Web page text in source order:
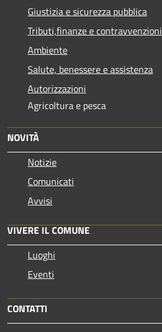
Giustizia e sicurezza pubblica
Tributi,finanze e contravvenzioni
Ambiente
Salute, benessere e assistenza
Autorizzazioni
Agricoltura e pesca
NOVITÀ
Notizie
Comunicati
Avvisi
VIVERE IL COMUNE
Luoghi
Eventi
CONTATTI